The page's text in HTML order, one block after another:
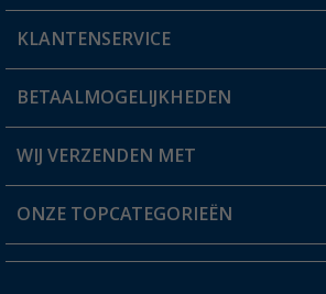
Mijn account
Status bestelling
Verlanglijstje
KLANTENSERVICE
FAQ & Contact
Verzendinformatie
Catalogus
BETAALMOGELIJKHEDEN
WIJ VERZENDEN MET
ONZE TOPCATEGORIEËN